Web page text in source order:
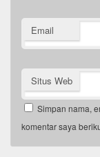
Email
Situs Web
Simpan nama,
komentar saya